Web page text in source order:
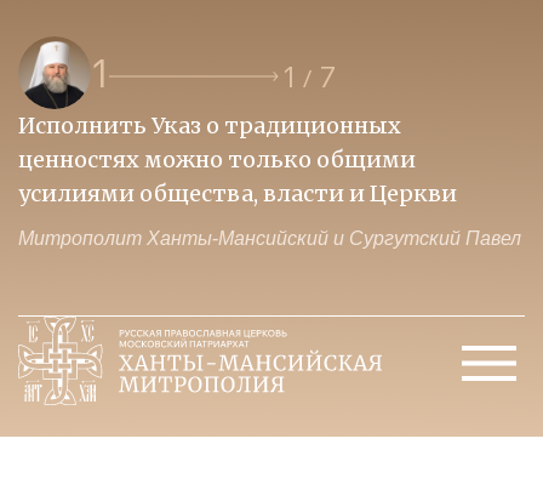
1 1 / 7
Исполнить Указ о традиционных
ценностях можно только общими
усилиями общества, власти и Церкви
Митрополит Ханты-Мансийский и Сургутский Павел